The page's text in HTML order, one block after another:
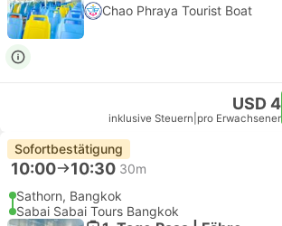
Chao Phraya Tourist Boat
USD 4
inklusive Steuern pro Erwachsener
Sofortbestätigung
10:00 10:30 30m
Sathorn, Bangkok
Sabai Sabai Tours Bangkok